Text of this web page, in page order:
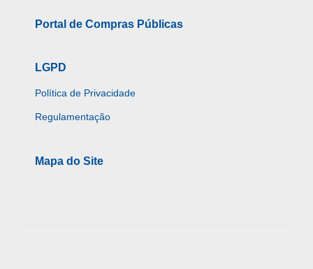
Portal de Compras Públicas
LGPD
Política de Privacidade
Regulamentação
Mapa do Site